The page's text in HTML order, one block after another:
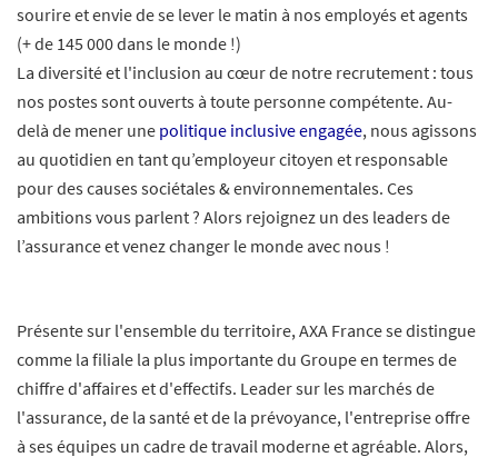
sourire et envie de se lever le matin à nos employés et agents
(+ de 145 000 dans le monde !)
La diversité et l'inclusion au cœur de notre recrutement : tous
nos postes sont ouverts à toute personne compétente. Au-
delà de mener une politique inclusive engagée, nous agissons
au quotidien en tant qu’employeur citoyen et responsable
pour des causes sociétales & environnementales. Ces
ambitions vous parlent ? Alors rejoignez un des leaders de
l’assurance et venez changer le monde avec nous !
Présente sur l'ensemble du territoire, AXA France se distingue
comme la filiale la plus importante du Groupe en termes de
chiffre d'affaires et d'effectifs. Leader sur les marchés de
l'assurance, de la santé et de la prévoyance, l'entreprise offre
à ses équipes un cadre de travail moderne et agréable. Alors,